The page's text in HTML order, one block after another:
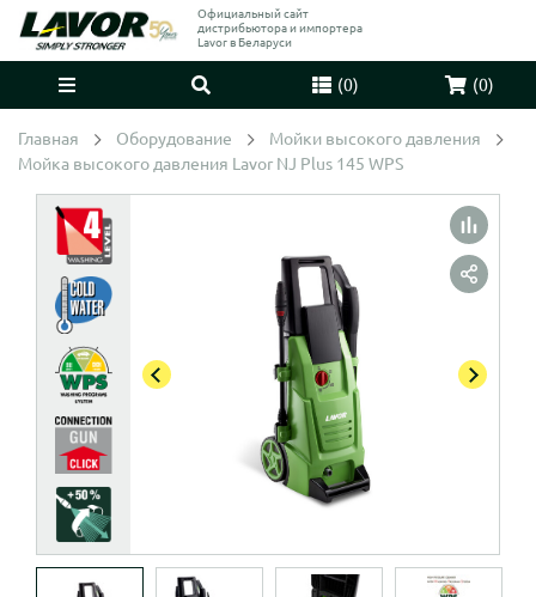
Официальный сайт
дистрибьютора и импортера
Lavor в Беларуси
(0) (0)
Главная Оборудование
Мойки высокого давления
Мойка высокого давления Lavor NJ Plus 145 WPS